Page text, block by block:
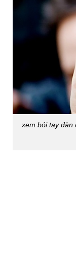
xem bói tay đàn